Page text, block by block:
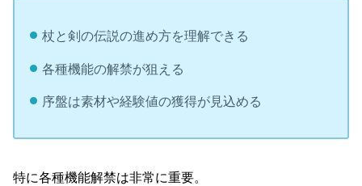
杖と剣の伝説の進め方を理解できる
各種機能の解禁が狙える
序盤は素材や経験値の獲得が見込める
特に各種機能解禁は非常に重要。